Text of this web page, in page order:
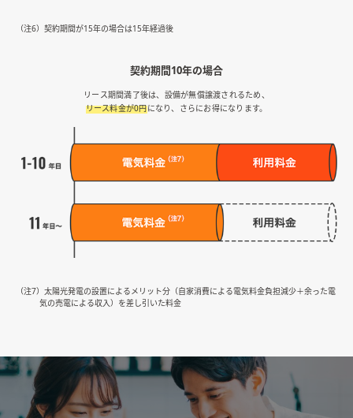
（注6）契約期間が15年の場合は15年経過後
契約期間10年の場合
リース期間満了後は、設備が無償譲渡されるため、
リース料金が0円になり、さらにお得になります。
（注7）太陽光発電の設置によるメリット分（自家消費による電気料金負担減少＋余った電
気の売電による収入）を差し引いた料金